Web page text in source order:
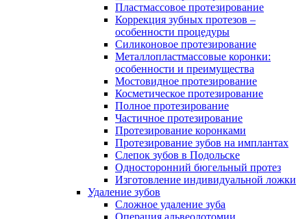
Пластмассовое протезирование
Коррекция зубных протезов –
особенности процедуры
Силиконовое протезирование
Металлопластмассовые коронки:
особенности и преимущества
Мостовидное протезирование
Косметическое протезирование
Полное протезирование
Частичное протезирование
Протезирование коронками
Протезирование зубов на имплантах
Слепок зубов в Подольске
Односторонний бюгельный протез
Изготовление индивидуальной ложки
Удаление зубов
Сложное удаление зуба